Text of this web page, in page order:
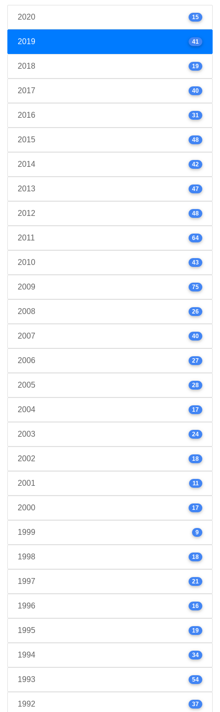
2020 15
2019 41
2018 19
2017 40
2016 31
2015 48
2014 42
2013 47
2012 48
2011 64
2010 43
2009 75
2008 26
2007 40
2006 27
2005 28
2004 17
2003 24
2002 18
2001 11
2000 17
1999 9
1998 18
1997 21
1996 16
1995 19
1994 34
1993 54
1992 37